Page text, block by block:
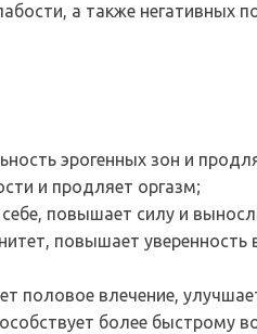
а также негативных
эрогенных зон и
и продляет оргазм;
повышает силу и
повышает уверенность
половое влечение,
более быстрому